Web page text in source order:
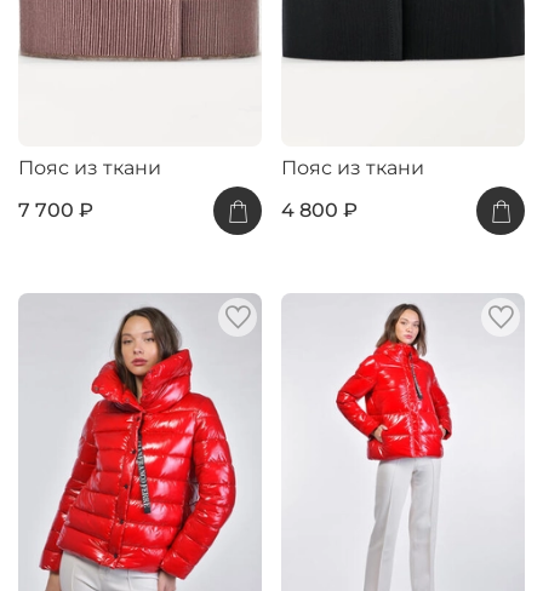
Пояс из ткани
7 700 ₽
Пояс из ткани
4 800 ₽